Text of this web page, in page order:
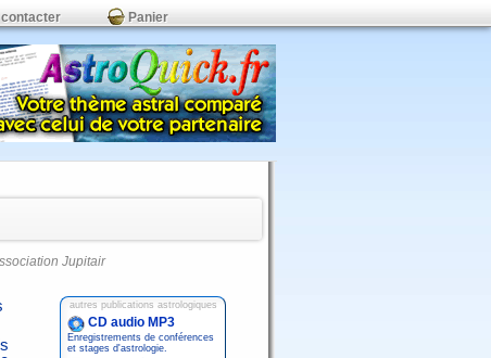
Panier
Jupitair
autres publications astrologiques
CD audio MP3
Enregistrements de conférences
et stages d'astrologie.